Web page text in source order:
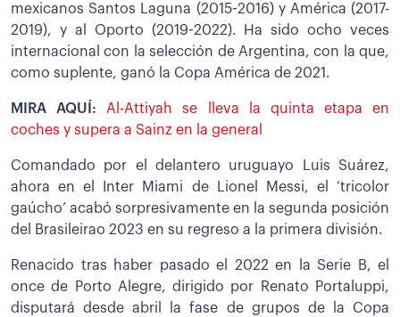
mexicanos Santos Laguna (2015-2016) y América (2017-
2019), y al Oporto (2019-2022). Ha sido ocho veces
internacional con la selección de Argentina, con la que,
como suplente, ganó la Copa América de 2021.
MIRA AQUÍ: Al-Attiyah se lleva la quinta etapa en
coches y supera a Sainz en la general
Comandado por el delantero uruguayo Luis Suárez,
ahora en el Inter Miami de Lionel Messi, el ‘tricolor
gaúcho’ acabó sorpresivamente en la segunda posición
del Brasileirao 2023 en su regreso a la primera división.
Renacido tras haber pasado el 2022 en la Serie B, el
once de Porto Alegre, dirigido por Renato Portaluppi,
disputará desde abril la fase de grupos de la Copa